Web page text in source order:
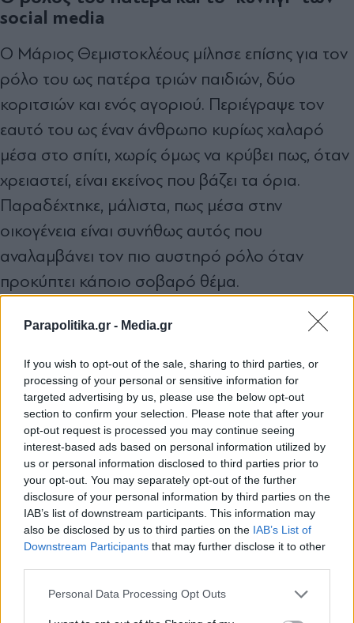
Parapolitika.gr - Media.gr
If you wish to opt-out of the sale, sharing to third parties, or
processing of your personal or sensitive information for
targeted advertising by us, please use the below opt-out
section to confirm your selection. Please note that after your
opt-out request is processed you may continue seeing
interest-based ads based on personal information utilized by
us or personal information disclosed to third parties prior to
your opt-out. You may separately opt-out of the further
disclosure of your personal information by third parties on the
IAB’s list of downstream participants. This information may
also be disclosed by us to third parties on the IAB’s List of
Downstream Participants that may further disclose it to other
Personal Data Processing Opt Outs
social media
Ο Μάριος Θεμιστοκλέους μίλησε επίσης για τον
ρόλο του ως πατέρα τριών παιδιών, δύο
κοριτσιών και ενός αγοριού. Περιέγραψε τον
εαυτό του ως έναν άνθρωπο κυρίως χαλαρό
μέσα στο σπίτι, χωρίς όμως να κρύβει πως, όταν
χρειαστεί, είναι εκείνος που βάζει τα όρια.
Παραδέχτηκε, μάλιστα, πως μέσα στην
οικογένεια είναι συνήθως αυτός που
αναλαμβάνει τον πιο αυστηρό ρόλο όταν
προκύπτει κάποιο σοβαρό θέμα.
Ιδιαίτερο ενδιαφέρον είχε και η αναφορά του
στα social media και στη χρήση κινητών από
παιδιά και εφήβους, ένα θέμα που πλέον αγγίζει
σχεδόν κάθε οικογένεια. Ο ίδιος παραδέχτηκε
πως, αν μπορούσε, θα περιόριζε ακόμη
περισσότερο τη χρήση τους, αναγνωρίζοντας
ωστόσο πόσο δύσκολο είναι αυτό στην πράξη
όταν, όπως είπε, «όλοι οι φίλοι έχουν». Μάλιστα,
αποκάλυψε πως στο σπίτι του χρειάστηκε να
εκτός υπνοδωματίου τις βραδινές ώρες, καθώς
Εγγραφή στο newsletter